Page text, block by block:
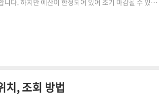
니다. 하지만 예산이 한정되어 있어 조기 마감될 수 있으
🔽 지자체별로 빠르게 예산소진이 되고 있으니 서둘러
의 빠른 회복을 돕기 위해 출산 후 한약 지원 프로그램
산모들은 경제적인 부..
치, 조회 방법